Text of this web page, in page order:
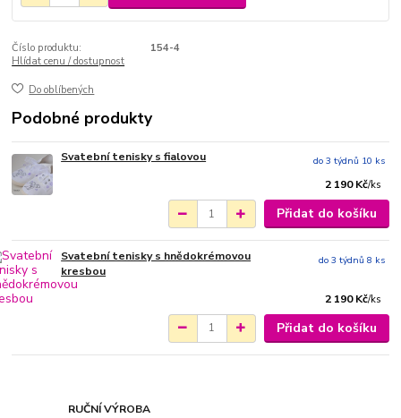
Číslo produktu:
154-4
Hlídat cenu / dostupnost
Do oblíbených
Podobné produkty
Svatební tenisky s fialovou
2 190 Kč/ks
do 3 týdnů 10 ks
Přidat do košíku
Svatební tenisky s hnědokrémovou
kresbou
2 190 Kč/ks
do 3 týdnů 8 ks
Přidat do košíku
RUČNÍ VÝROBA